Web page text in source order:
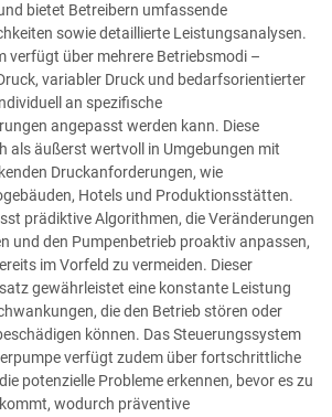
bietet Betreibern umfassende
sowie detaillierte Leistungsanalysen.
verfügt über mehrere Betriebsmodi –
variabler Druck und bedarfsorientierter
an spezifische
angepasst werden kann. Diese
als äußerst wertvoll in Umgebungen mit
Druckanforderungen, wie
Hotels und Produktionsstätten.
prädiktive Algorithmen, die Veränderungen
und den Pumpenbetrieb proaktiv anpassen,
im Vorfeld zu vermeiden. Dieser
gewährleistet eine konstante Leistung
die den Betrieb stören oder
können. Das Steuerungssystem
verfügt zudem über fortschrittliche
potenzielle Probleme erkennen, bevor es zu
wodurch präventive